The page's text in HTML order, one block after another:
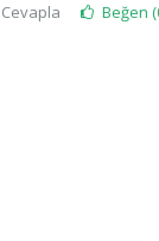
Cevapla Beğen (